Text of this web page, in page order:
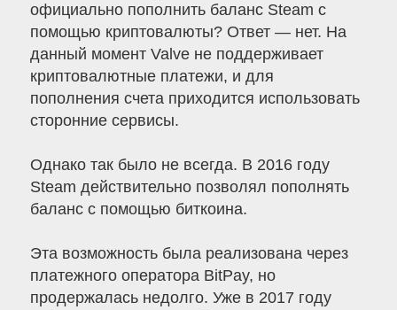
официально пополнить баланс Steam с
помощью криптовалюты? Ответ — нет. На
данный момент Valve не поддерживает
криптовалютные платежи, и для
пополнения счета приходится использовать
сторонние сервисы.
Однако так было не всегда. В 2016 году
Steam действительно позволял пополнять
баланс с помощью биткоина.
Эта возможность была реализована через
платежного оператора BitPay, но
продержалась недолго. Уже в 2017 году